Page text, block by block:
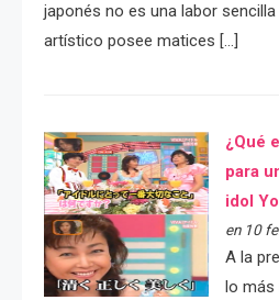
japonés no es una labor
artístico posee matices […]
¿Qué
para
idol
en 10
A la
lo más